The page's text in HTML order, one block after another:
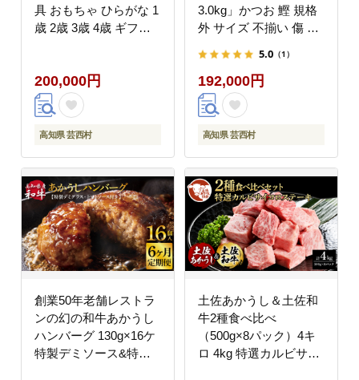
具 おもちゃ ひらがな 1
歳 2歳 3歳 4歳 ギフト
祝い 誕生日祝い のし
熨斗対応 高知県産
200,000円
高知県 芸西村
3.0kg」かつお 鰹 規格
外 サイズ 不揃い 傷 海
キング 本場 高知 かつ
おのたたき 定期便
5.0 （1）
192,000円
高知県 芸西村
創業50年老舗レストラ
ンの幻の和牛あかうし
ハンバーグ 130g×16ケ
特製デミソース&特製
土佐あかうし＆土佐和
牛2種食べ比べ
（500g×8パック）4キ
ロ 4kg 特選カルビサイ